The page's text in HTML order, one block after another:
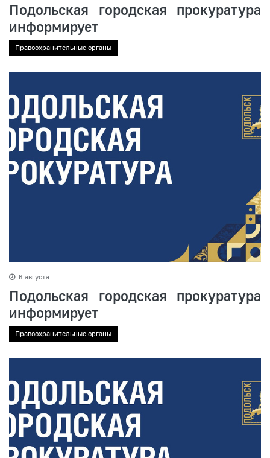
Подольская городская прокуратура
информирует
Правоохранительные органы
6 августа
Подольская городская прокуратура
информирует
Правоохранительные органы